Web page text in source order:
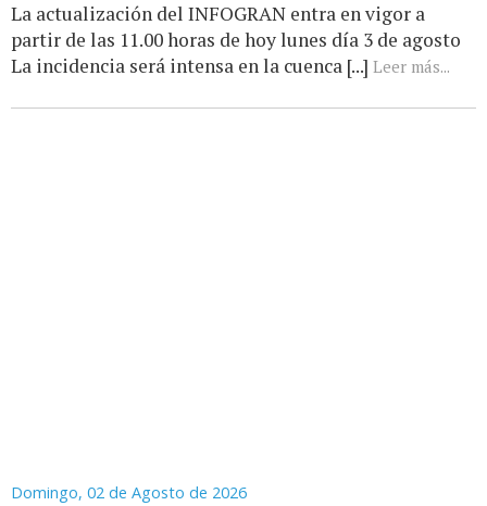
La actualización del INFOGRAN entra en vigor a
partir de las 11.00 horas de hoy lunes día 3 de agosto
La incidencia será intensa en la cuenca [...] Leer más...
Domingo, 02 de Agosto de 2026